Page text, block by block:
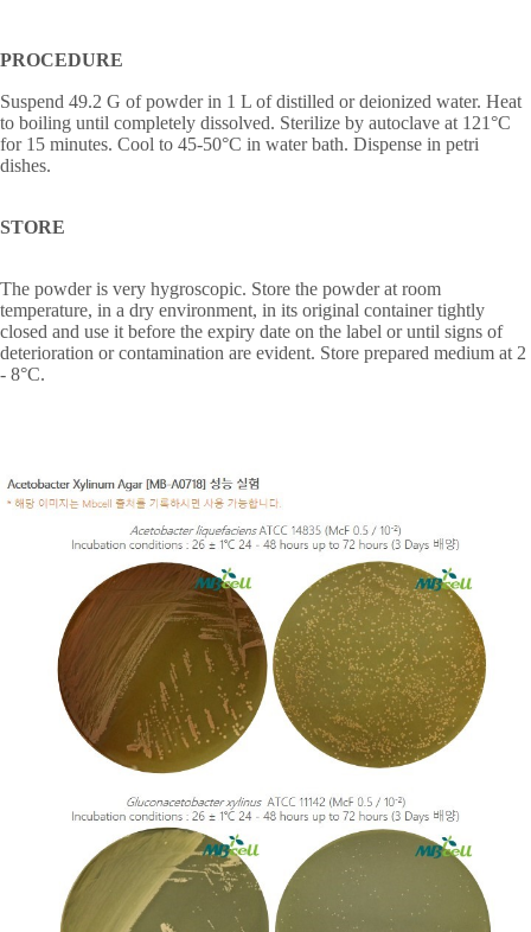
PROCEDURE
Suspend 49.2 G of powder in 1 L of distilled or deionized water. Heat
to boiling until completely dissolved. Sterilize by autoclave at 121°C
for 15 minutes. Cool to 45-50°C in water bath. Dispense in petri
dishes.
STORE
The powder is very hygroscopic. Store the powder at room
temperature, in a dry environment, in its original container tightly
closed and use it before the expiry date on the label or until signs of
deterioration or contamination are evident. Store prepared medium at 2
- 8°C.